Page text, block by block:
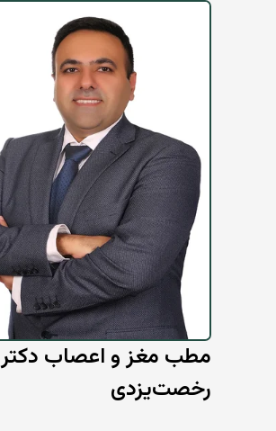
مطب مغز و اعصاب دکتر
رخصت‌یزدی